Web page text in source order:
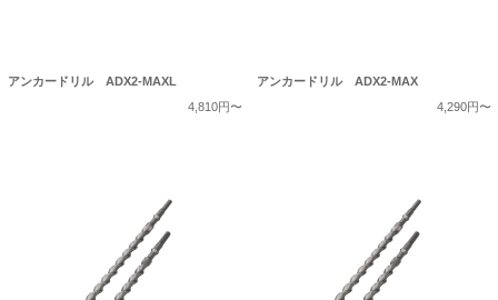
アンカードリル ADX2-MAXL
4,810円〜
アンカードリル ADX2-MAX
4,290円〜